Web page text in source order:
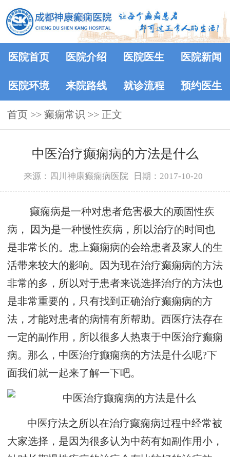
医院首页 医院介绍 医院医生 医院新闻
医院环境 来院路线 就诊流程 预约医生
首页 >> 癫痫常识 >> 正文
中医治疗癫痫病的方法是什么
来源：四川神康癫痫病医院 日期：2017-10-20
癫痫病是一种对患者危害极大的顽固性疾
病， 因为是一种慢性疾病，所以治疗的时间也
是非常长的。患上癫痫病的会给患者及家人的生
活带来较大的影响。因为现在治疗癫痫病的方法
非常的多，所以对于患者来说选择治疗的方法也
是非常重要的，只有找到正确治疗癫痫病的方
法，才能对患者的病情有所帮助。西医疗法存在
一定的副作用，所以很多人热衷于中医治疗癫痫
病。那么，中医治疗癫痫病的方法是什么呢?下
面我们就一起来了解一下吧。
中医疗法之所以在治疗癫痫病过程中经常被
大家选择，是因为很多认为中药有如副作用小，